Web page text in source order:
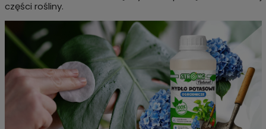
części rośliny.